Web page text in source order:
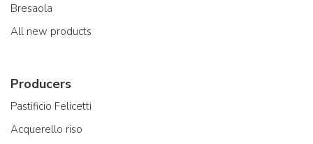
Bresaola
All new products
Producers
Pastificio Felicetti
Acquerello riso